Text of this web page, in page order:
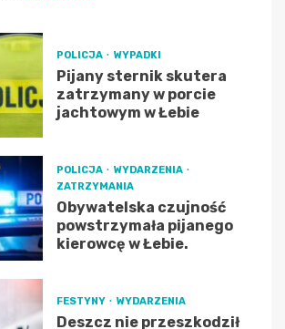
POLICJA WYPADKI
Pijany sternik skutera
zatrzymany w porcie
jachtowym w Łebie
POLICJA
WYDARZENIA
ZATRZYMANIA
Obywatelska czujność
powstrzymała pijanego
kierowcę w Łebie.
FESTYNY WYDARZENIA
Deszcz nie przeszkodził